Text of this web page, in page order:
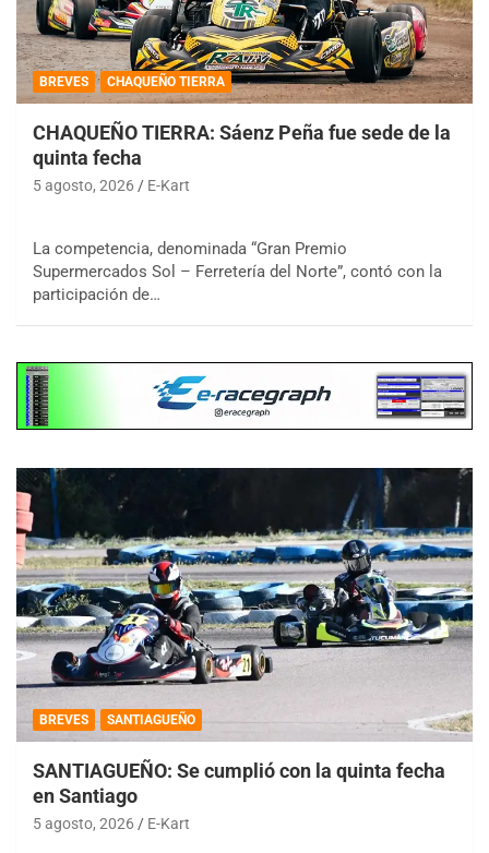
BREVES CHAQUEÑO TIERRA
CHAQUEÑO TIERRA: Sáenz Peña fue sede de la
quinta fecha
5 agosto, 2026 E-Kart
La competencia, denominada “Gran Premio
Supermercados Sol – Ferretería del Norte”, contó con la
participación de…
BREVES SANTIAGUEÑO
SANTIAGUEÑO: Se cumplió con la quinta fecha
en Santiago
5 agosto, 2026 E-Kart